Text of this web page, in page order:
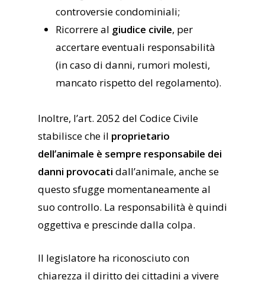
controversie condominiali;
Ricorrere al giudice civile, per
accertare eventuali responsabilità
(in caso di danni, rumori molesti,
mancato rispetto del regolamento).
Inoltre, l’art. 2052 del Codice Civile
stabilisce che il proprietario
dell’animale è sempre responsabile dei
danni provocati dall’animale, anche se
questo sfugge momentaneamente al
suo controllo. La responsabilità è quindi
oggettiva e prescinde dalla colpa.
Il legislatore ha riconosciuto con
chiarezza il diritto dei cittadini a vivere